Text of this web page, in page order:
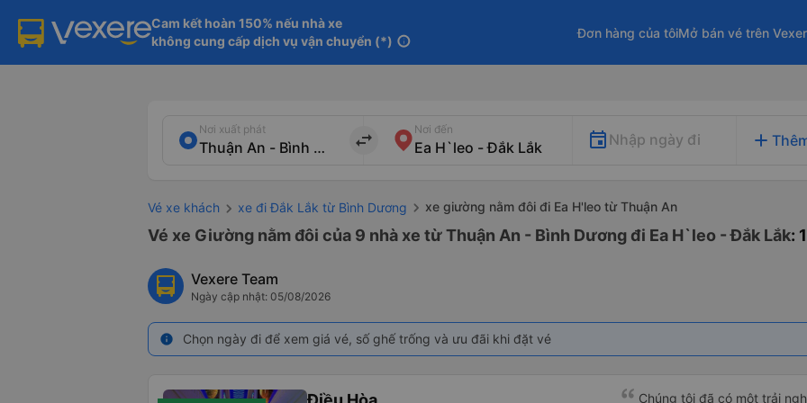
Cam kết hoàn 150% nếu nhà xe
không cung cấp dịch vụ vận chuyển (*) info
Đơn hàng của tôiMở bán vé trên
Nơi xuất phát
import_export
Nơi đến
Nhập ngày đi add
Vé xe khách xe đi Đắk Lắk từ Bình Dương xe giường nằm đôi đi Ea H'leo từ Thuận An
Vé xe Giường nằm đôi của 9 nhà xe từ Thuận An - Bình Dương đi Ea H`leo - Đắk Lắk:
Vexere Team
Ngày cập nhật: 05/08/2026
info Chọn ngày đi để xem giá vé, số ghế trống và ưu đãi khi đặt vé
Chúng tôi đã có một trải